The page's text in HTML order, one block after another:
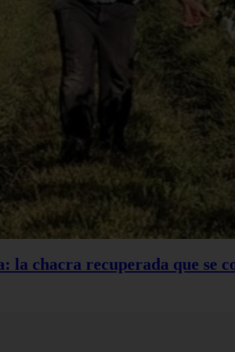
la chacra recuperada que se